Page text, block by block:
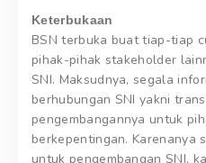
Keterbukaan
BSN terbuka buat tiap-tiap
pihak-pihak stakeholder
SNI. Maksudnya, segala
berhubungan SNI yakni
pengembangannya untuk
berkepentingan. Karenanya
untuk pengembangan SNI,